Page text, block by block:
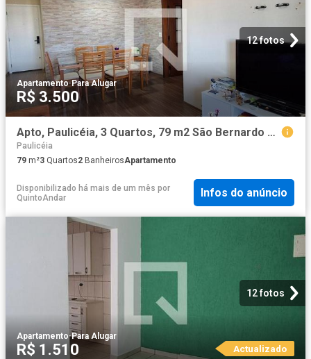
12 fotos
Apartamento·Para Alugar
R$ 3.500
Apto, Paulicéia, 3 Quartos, 79 m2 São Bernardo do Campo
Paulicéia
79 m²3 Quartos2 BanheirosApartamento
Disponibilizado há mais de um mês por
QuintoAndar
Infos do anúncio
12 fotos
Apartamento·Para Alugar
R$ 1.510 Actualizado